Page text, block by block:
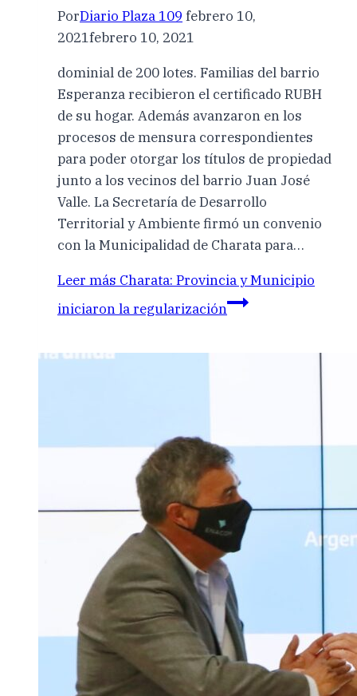
PorDiario Plaza 109 febrero 10,
2021febrero 10, 2021
dominial de 200 lotes. Familias del barrio
Esperanza recibieron el certificado RUBH
de su hogar. Además avanzaron en los
procesos de mensura correspondientes
para poder otorgar los títulos de propiedad
junto a los vecinos del barrio Juan José
Valle. La Secretaría de Desarrollo
Territorial y Ambiente firmó un convenio
con la Municipalidad de Charata para…
Leer más Charata: Provincia y Municipio
iniciaron la regularización